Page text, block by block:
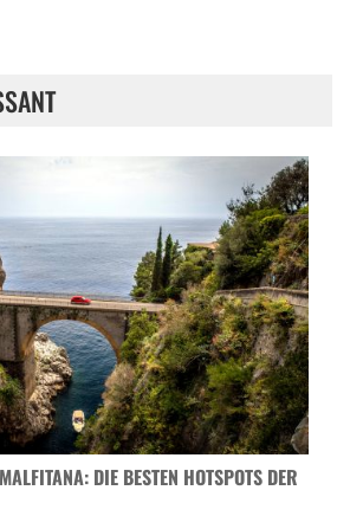
DIE BESTEN HOTSPOTS DER A